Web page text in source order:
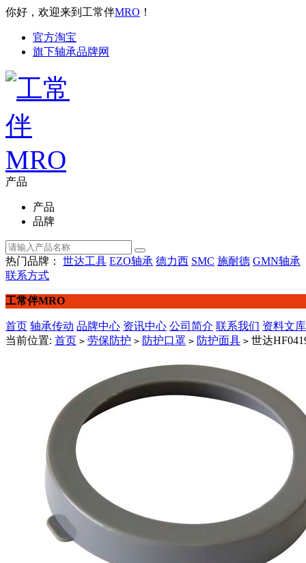
你好，欢迎来到工常伴MRO ！
官方淘宝
旗下轴承品牌网
产品
产品
品牌
热门品牌： 世达工具 EZO轴承 德力西 SMC 施耐德 GMN轴承
联系方式
工常伴MRO
首页 轴承传动 品牌中心 资讯中心 公司简介 联系我们 资料文库
当前位置: 首页 > 劳保防护 > 防护口罩 > 防护面具 > 世达